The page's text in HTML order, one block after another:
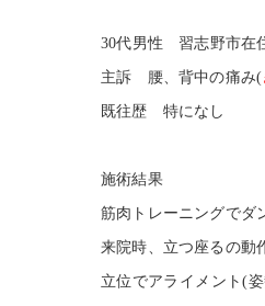
30代男性 習志野市在
主訴 腰、背中の痛み(
既往歴 特になし
施術結果
筋肉トレーニングでダ
来院時、立つ座るの動
立位でアライメント(